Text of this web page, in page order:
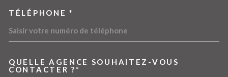
TÉLÉPHONE *
QUELLE AGENCE SOUHAITEZ-VOUS
CONTACTER ?*